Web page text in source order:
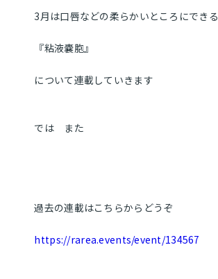
3月は口唇などの柔らかいところにできる
『粘液嚢胞』
について連載していきます
では また
過去の連載はこちらからどうぞ
https://rarea.events/event/134567